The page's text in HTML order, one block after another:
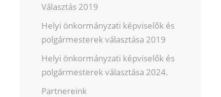
Választás 2019
Helyi önkormányzati képviselők és
polgármesterek választása 2019
Helyi önkormányzati képviselők és
polgármesterek választása 2024.
Partnereink